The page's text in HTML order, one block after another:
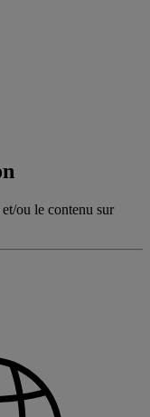
ou le contenu sur